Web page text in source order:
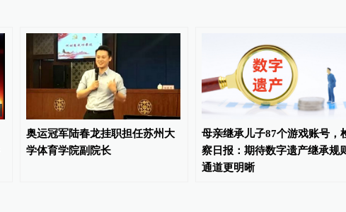
奥运冠军陆春龙挂职担任苏州大
学体育学院副院长
母亲继承儿子87个游戏账号，
察日报：期待数字遗产继承规
通道更明晰